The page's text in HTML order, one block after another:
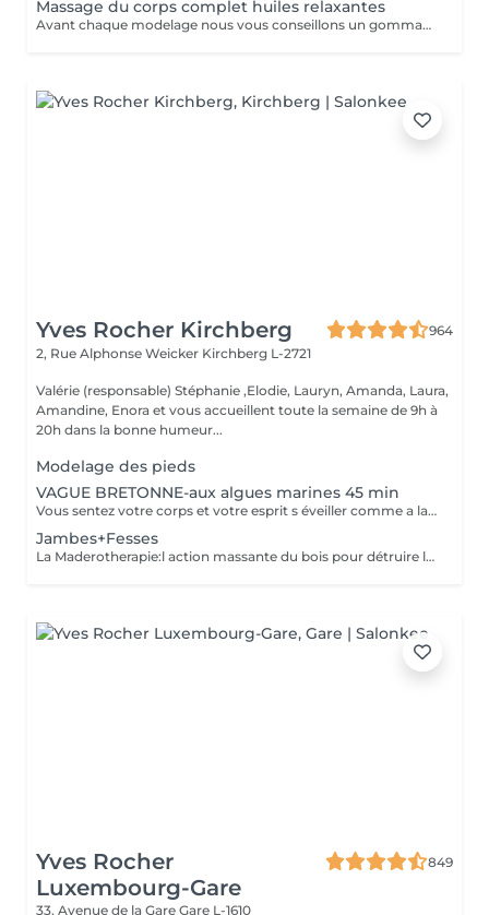
Massage du corps complet huiles relaxantes
Avant chaque modelage nous vous conseillons un gommage du corps peau de velours qui rendra votre peau toute douce. Le modelage est réalise par des personnes diplômées
Yves Rocher Kirchberg
964
2, Rue Alphonse Weicker Kirchberg L-2721
Valérie (responsable) Stéphanie ,Elodie, Lauryn, Amanda, Laura,
Amandine, Enora et vous accueillent toute la semaine de 9h à
20h dans la bonne humeur...
Modelage des pieds
VAGUE BRETONNE-aux algues marines 45 min
Vous sentez votre corps et votre esprit s éveiller comme a la suite d un bain dans l OCEAN. Vous vous tonicité et leur confort. sentez légère et revitalisée. Vos jambes retrouvent leur tonicité et leur confort
Jambes+Fesses
La Maderotherapie:l action massante du bois pour détruire la cellulite. *Active la circulation sanguine et lymphatique *Réduit les tensions musculaires. *Raffermie et tonifie la peau.
Yves Rocher
Luxembourg-Gare
849
33, Avenue de la Gare Gare L-1610